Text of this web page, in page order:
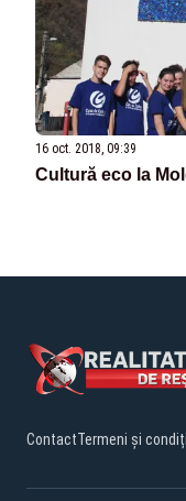
16 oct. 2018, 09:39
Cultură eco la
ContactTermeni și